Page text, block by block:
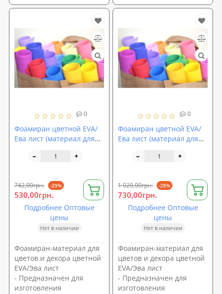
0
Фоамиран цветной EVA/
Ева лист (материал для
1500x1000x4мм
742,00грн. -29%
530,00грн.
Подробнее Оптовые
цены
Нет в наличии
Фоамиран-материал для
цветов и декора цветной
EVA/Эва лист
- Предназначен для
изготовления
0
Фоамиран цветной EVA/
Ева лист (материал для
1500x1000x5мм
1 020,00грн. -28%
730,00грн.
Подробнее Оптовые
цены
Нет в наличии
Фоамиран-материал для
цветов и декора цветной
EVA/Эва лист
- Предназначен для
изготовления